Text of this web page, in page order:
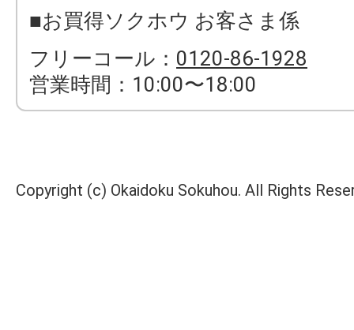
■お買得ソクホウ お客さま係
フリーコール： 0120-86-1928
営業時間：10:00〜18:00
Copyright (c) Okaidoku Sokuhou. All Rights